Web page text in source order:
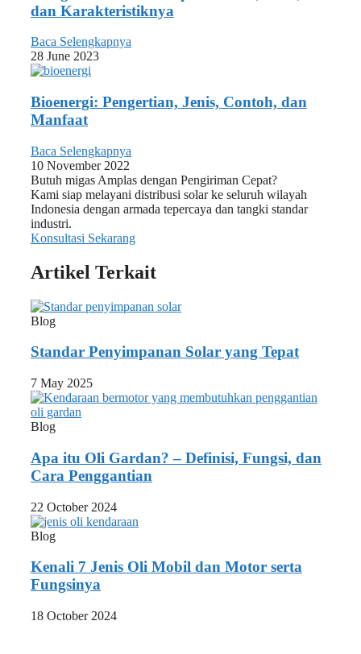
dan Karakteristiknya
Baca Selengkapnya
28 June 2023
Bioenergi: Pengertian, Jenis, Contoh, dan
Manfaat
Baca Selengkapnya
10 November 2022
Butuh migas Amplas dengan Pengiriman Cepat?
Kami siap melayani distribusi solar ke seluruh wilayah
Indonesia dengan armada tepercaya dan tangki standar
industri.
Konsultasi Sekarang
Artikel Terkait
Blog
Standar Penyimpanan Solar yang Tepat
7 May 2025
Blog
Apa itu Oli Gardan? – Definisi, Fungsi, dan
Cara Penggantian
22 October 2024
Blog
Kenali 7 Jenis Oli Mobil dan Motor serta
Fungsinya
18 October 2024